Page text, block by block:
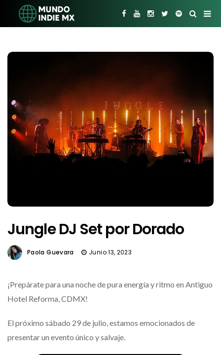
Jungle DJ Set por Dorado
Paola Guevara Junio 13, 2023
¡Prepárate para una noche de pura energía y ritmo en Antiguo
Hotel Reforma, CDMX!
El próximo sábado 29 de julio, estamos emocionados de
presentar un evento único y salvaje.